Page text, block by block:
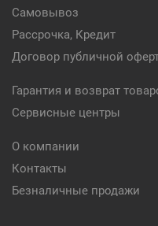
Самовывоз
Рассрочка, Кредит
Договор публичной
Гарантия и возврат
Сервисные центры
О компании
Контакты
Безналичные продажи